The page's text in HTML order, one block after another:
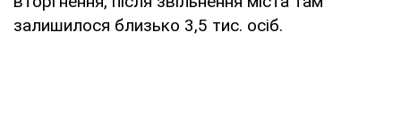
залишилося близько 3,5 тис. осіб.